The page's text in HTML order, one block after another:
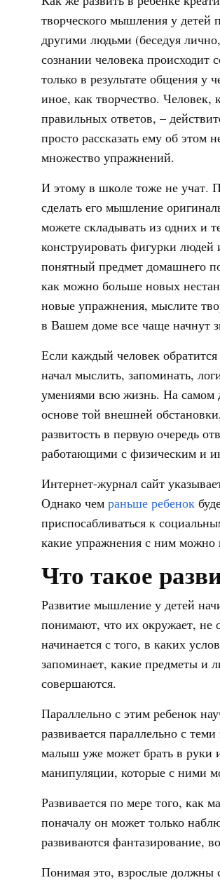
творческого мышления у
другими людьми (беседуя
сознании человека происходит
только в результате общения у
иное, как творчество. Человек,
правильных ответов, –
просто рассказать ему об этом
множество упражнений.
И этому в школе тоже не учат.
сделать его мышление
можете складывать из одних и
конструировать фигурки
понятный предмет домашнего
как можно больше новых
новые упражнения, мыслите
в Вашем доме все чаще начнут
Если каждый человек
начал мыслить, запоминать,
умениями всю жизнь. На самом
основе той внешней
развитость в первую очередь
работающими с физическим и
Интернет-журнал сайт
Однако чем раньше ребенок
приспосабливаться к
какие упражнения с ним можно
Что такое
Развитие мышление у детей
понимают, что их окружает, не
начинается с того, в каких
запоминает, какие предметы и
совершаются.
Параллельно с этим ребенок
развивается параллельно с
малыш уже может брать в руки
манипуляции, которые с ними
Развивается по мере того, как
поначалу он может только
развиваются фантазирование,
Понимая это, взрослые должны